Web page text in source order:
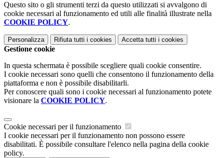
Questo sito o gli strumenti terzi da questo utilizzati si avvalgono di
cookie necessari al funzionamento ed utili alle finalità illustrate nella
COOKIE POLICY.
Personalizza Rifiuta tutti i cookies Accetta tutti i cookies
Gestione cookie
In questa schermata è possibile scegliere quali cookie consentire.
I cookie necessari sono quelli che consentono il funzionamento della
piattaforma e non è possibile disabilitarli.
Per conoscere quali sono i cookie necessari al funzionamento potete
visionare la COOKIE POLICY.
Cookie necessari per il funzionamento
I cookie necessari per il funzionamento non possono essere
disabilitati. È possibile consultare l'elenco nella pagina della cookie
policy.